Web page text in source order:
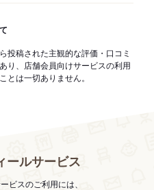
投稿された主観的な評価・口コミ
り、店舗会員向けサービスの利用
とは一切ありません。
ールサービス
ビスのご利用には、